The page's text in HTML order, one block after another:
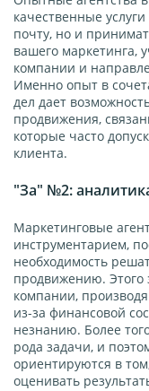
качественные
почту, но и
вашего маркетинга,
компании и
Именно опыт в
дел дает
продвижения,
которые часто
клиента.
"За" №2:
Маркетинговые
инструментарием,
необходимость
продвижению.
компании,
из-за финансовой
незнанию. Более
рода задачи, и
ориентируются в
оценивать